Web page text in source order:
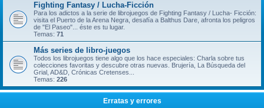
Fighting Fantasy / Lucha-Ficción
Para los adictos a la serie de librojuegos de Fighting Fantasy / Lucha- Ficción:
visita el Puerto de la Arena Negra, desafía a Balthus Dare, afronta los peligros
de "El Paseo"... éste es tu lugar.
Temas: 71
Más series de libro-juegos
Todos los librojuegos tiene algo que los hace especiales: Charla sobre tus
colecciones favoritas y descubre otras nuevas. Brujería, La Búsqueda del
Grial, AD&D, Crónicas Cretenses...
Temas: 226
Erratas y errores